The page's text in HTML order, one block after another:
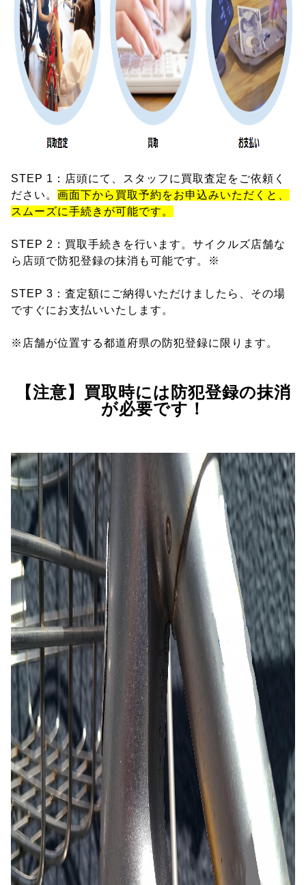
STEP 1：店頭にて、スタッフに買取査定をご依頼く
ださい。 画面下から買取予約をお申込みいただくと、
スムーズに手続きが可能です。
STEP 2：買取手続きを行います。サイクルズ店舗な
ら店頭で防犯登録の抹消も可能です。※
STEP 3：査定額にご納得いただけましたら、その場
ですぐにお支払いいたします。
※店舗が位置する都道府県の防犯登録に限ります。
【注意】買取時には防犯登録の抹消
が必要です！